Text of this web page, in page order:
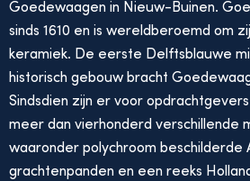
Goedewaagen in Nieuw-Buinen.
sinds 1610 en is wereldberoemd om
keramiek. De eerste Delftsblauwe
historisch gebouw bracht
Sindsdien zijn er voor
meer dan vierhonderd verschillende
waaronder polychroom beschilderde
grachtenpanden en een reeks